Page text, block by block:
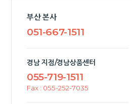
부산 본사
051-667-1511
경남 지점/경남상품센터
055-719-1511
Fax : 055-252-7035